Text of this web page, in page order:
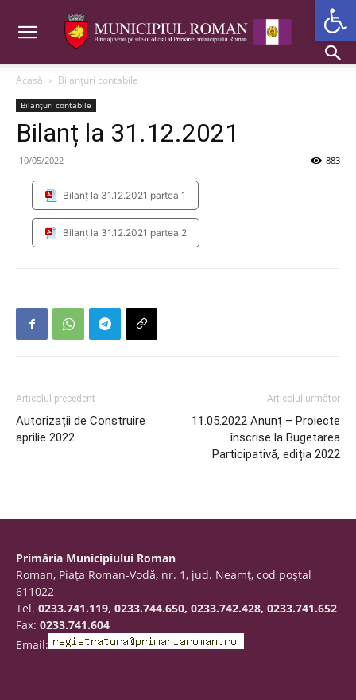
Acasă Bilanțuri contabile
Bilanțuri contabile
Bilanț la 31.12.2021
10/05/2022 883
Bilanț la 31.12.2021 partea 1
Bilanț la 31.12.2021 partea 2
Articolul precedent
Autorizații de Construire
aprilie 2022
Articolul următor
11.05.2022 Anunț – Proiecte
înscrise la Bugetarea
Participativă, ediția 2022
Primăria Municipiului Roman
Roman, Piaţa Roman-Vodă, nr. 1, jud. Neamţ, cod poştal
611022
Tel. 0233.741.119, 0233.744.650, 0233.742.428, 0233.741.652
Fax: 0233.741.604
Email: